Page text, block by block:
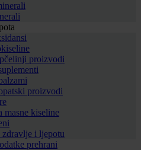
proizvodi
proizvodi
masne kiseline
zdravlje i ljepotu
prehrani